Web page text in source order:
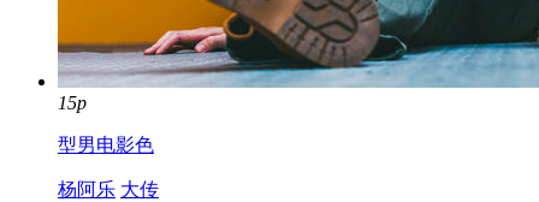
15p
型男电影色
杨阿乐 大传